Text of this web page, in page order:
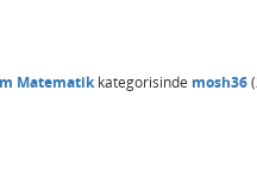
Matematikkategorisinde mosh36(